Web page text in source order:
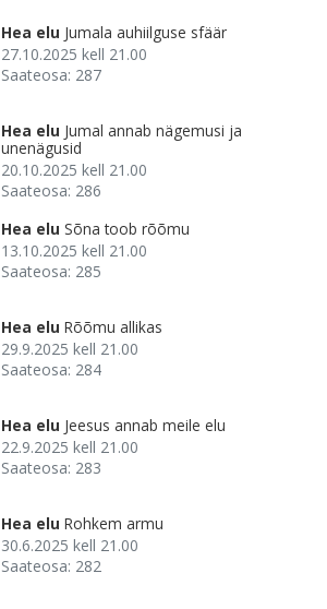
Hea elu Jumala auhiilguse sfäär
27.10.2025 kell 21.00
Saateosa: 287
Hea elu Jumal annab nägemusi ja
unenägusid
20.10.2025 kell 21.00
Saateosa: 286
Hea elu Sõna toob rõõmu
13.10.2025 kell 21.00
Saateosa: 285
Hea elu Rõõmu allikas
29.9.2025 kell 21.00
Saateosa: 284
Hea elu Jeesus annab meile elu
22.9.2025 kell 21.00
Saateosa: 283
Hea elu Rohkem armu
30.6.2025 kell 21.00
Saateosa: 282